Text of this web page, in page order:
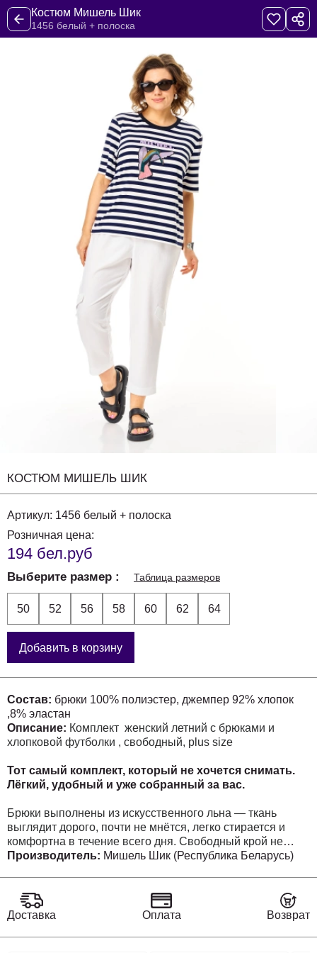
Костюм Мишель Шик
1456 белый + полоска
КОСТЮМ МИШЕЛЬ ШИК
Артикул: 1456 белый + полоска
Розничная цена:
194 бел.руб
Выберите размер Таблица размеров
50 52 56 58 60 62 64
Добавить в корзину
Состав: брюки 100% полиэстер, джемпер 92% хлопок
,8% эластан
Описание: Комплект женский летний с брюками и
хлопковой футболки , свободный, plus size
Тот самый комплект, который не хочется снимать.
Лёгкий, удобный и уже собранный за вас.
Брюки выполнены из искусственного льна — ткань
выглядит дорого, почти не мнётся, легко стирается и
комфортна в течение всего дня. Свободный крой не
тянет живот, не обтягивает и красиво садится по фигуре.
спортивный акцент и делают образ современным и
расслабленным.
Футболка из тонкого натурального хлопка мягкая,
Производитель: Мишель Шик (Республика Беларусь)
Доставка Оплата Возврат